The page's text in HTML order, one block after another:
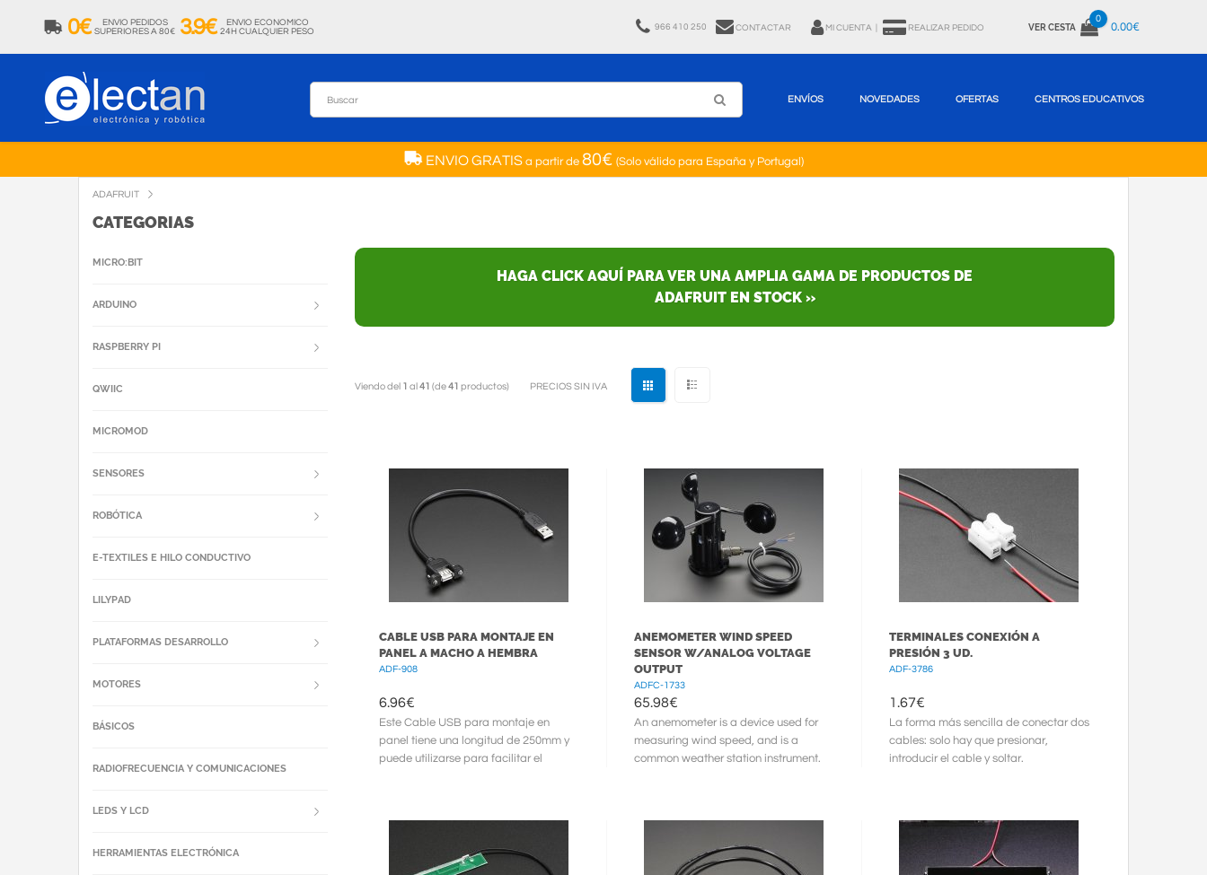
0€
ENVIO PEDIDOS
SUPERIORES A 80€ 3.9€
ENVIO ECONOMICO
24H CUALQUIER PESO
966 410 250 CONTACTAR MI CUENTA REALIZAR PEDIDO VER CESTA
0
0.00€
ENVÍOS NOVEDADES OFERTAS CENTROS EDUCATIVOS
ENVIO GRATISa partir de 80€ (Solo válido para España y Portugal)
ADAFRUIT
HAGA CLICK AQUÍ PARA VER UNA AMPLIA GAMA DE PRODUCTOS DE
ADAFRUIT EN STOCK »
Viendo del 1 al 41 (de41 productos) PRECIOS SIN IVA
CABLE USB PARA MONTAJE EN
PANEL A MACHO A HEMBRA
ADF-908
6.96€
Este Cable USB para montaje en
panel tiene una longitud de 250mm y
puede utilizarse para facilitar el
ANEMOMETER WIND SPEED
SENSOR W/ANALOG VOLTAGE
OUTPUT
ADFC-1733
65.98€
An anemometer is a device used for
measuring wind speed, and is a
common weather station instrument.
TERMINALES CONEXIÓN A
PRESIÓN 3 UD.
ADF-3786
1.67€
La forma más sencilla de conectar dos
cables: solo hay que presionar,
introducir el cable y soltar.
CATEGORIAS
MICRO:BIT
ARDUINO
RASPBERRY PI
QWIIC
MICROMOD
SENSORES
ROBÓTICA
E-TEXTILES E HILO CONDUCTIVO
LILYPAD
PLATAFORMAS DESARROLLO
MOTORES
BÁSICOS
RADIOFRECUENCIA Y COMUNICACIONES
LEDS Y LCD
HERRAMIENTAS ELECTRÓNICA